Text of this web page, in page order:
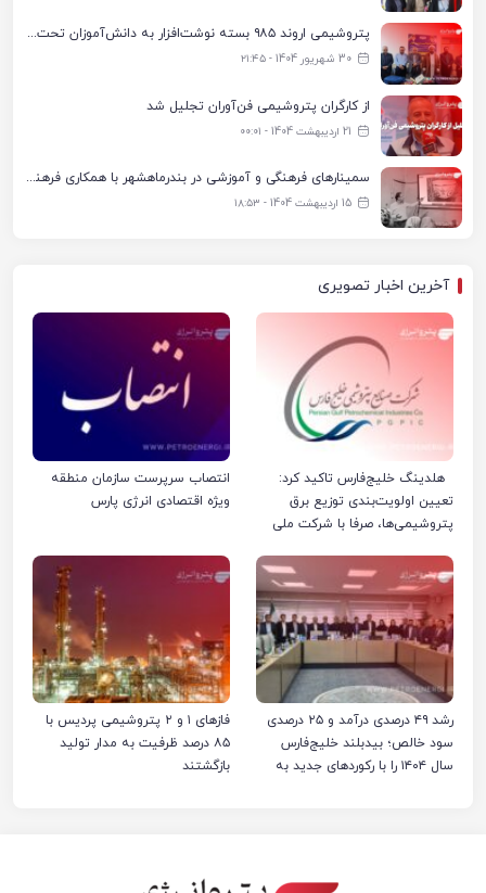
پتروشیمی اروند ۹۸۵ بسته نوشت‌افزار به دانش‌آموزان تحت پوشش کمیته امداد بندرماهشهر اهدا کرد
30 شهریور 1404 - ۲۱:۴۵
از کارگران پتروشیمی فن‌آوران تجلیل شد
21 اردیبهشت 1404 - ۰۰:۰۱
سمینارهای فرهنگی و آموزشی در بندرماهشهر با همکاری فرهنگ‌سرای پتروشیمی مارون
15 اردیبهشت 1404 - ۱۸:۵۳
آخرین اخبار تصویری
هلدینگ خلیج‌فارس تاکید کرد:
تعیین اولویت‌بندی توزیع برق
پتروشیمی‌ها، صرفا با شرکت ملی
انتصاب سرپرست سازمان منطقه
ویژه اقتصادی انرژی پارس
رشد ۴۹ درصدی درآمد و ۲۵ درصدی
سود خالص؛ بیدبلند خلیج‌فارس
سال ۱۴۰۴ را با رکوردهای جدید به
فازهای ۱ و ۲ پتروشیمی پردیس با
۸۵ درصد ظرفیت به مدار تولید
بازگشتند